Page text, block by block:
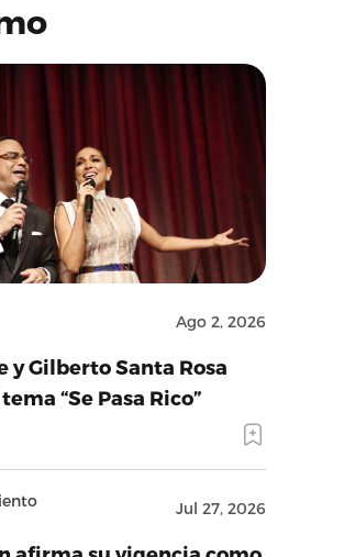
Ago 2, 2026
y Gilberto Santa Rosa
“Se Pasa Rico”
Jul 27, 2026